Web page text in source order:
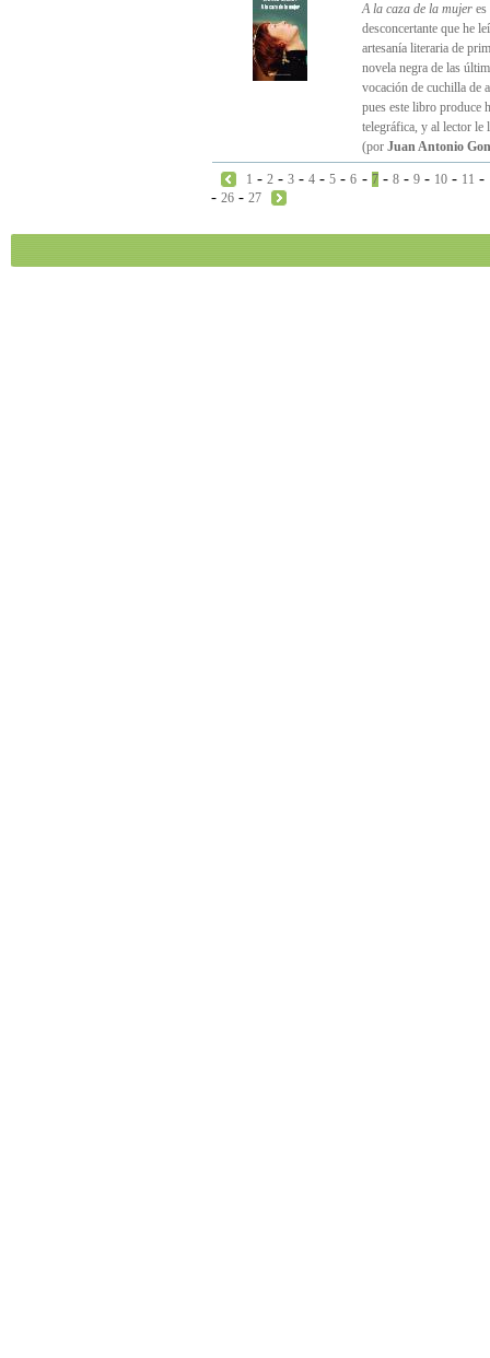
A la caza de la mujeres
desconcertante que he
artesanía literaria de
novela negra de las
vocación de cuchilla de
pues este libro produce
telegráfica, y al lector le
(por Juan Antonio
1 -2 -3 -4 -5 -6 - 7- 8- 9- 10- 11 -
- 26 - 27